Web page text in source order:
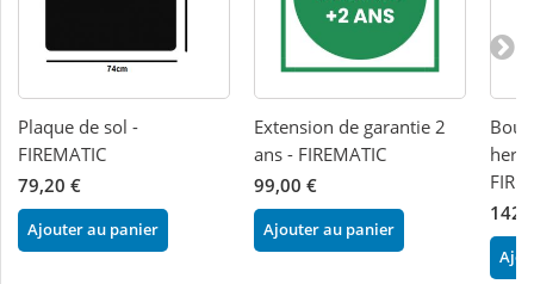
Plaque de sol -
FIREMATIC
79,20 €
Ajouter au panier
Extension de garantie 2
ans - FIREMATIC
99,00 €
Ajouter au panier